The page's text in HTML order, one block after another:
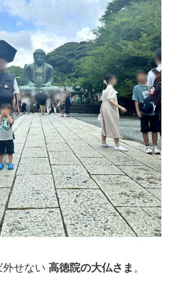
せない 高徳院の大仏さま 。